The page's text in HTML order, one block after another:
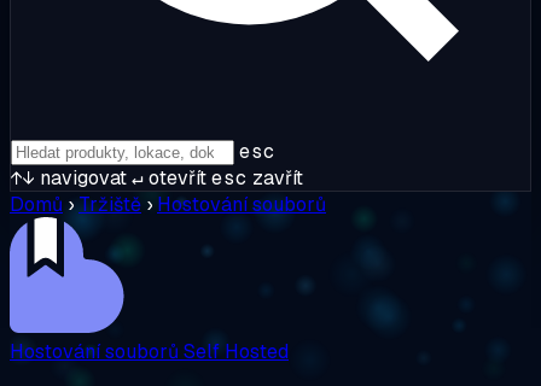
esc
↑↓ navigovat↵otevřítesc zavřít
Domů ›Tržiště › Hostování souborů
Hostování souborů Self Hosted